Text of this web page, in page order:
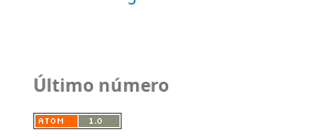
Último número